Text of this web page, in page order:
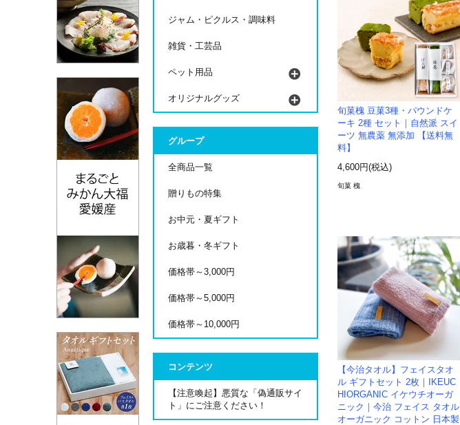
旬菓槐 豆菓3種・パウンドケ
ーキ 2種 セット｜自然派 スイ
ーツ 無農薬 無添加 【送料無
料】
4,600円(税込)
旬菓 槐
【今治タオル】フェイスタオ
ル ギフトセット 2枚｜IKEUC
HIORGANIC イケウチオーガ
ニック｜今治 フェイス タオル
オーガニック コットン 日本製
ジャム・ピクルス・調味料
雑貨・工芸品
ペット用品
オリジナルグッズ
グループ
全商品一覧
贈りもの特集
お中元・夏ギフト
お歳暮・冬ギフト
価格帯～3,000円
価格帯～5,000円
価格帯～10,000円
コンテンツ
【注意喚起】悪質な「偽通販サイ
ト」にご注意ください！